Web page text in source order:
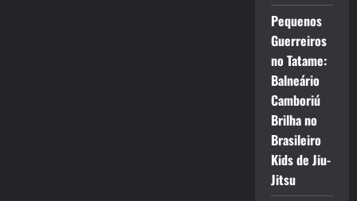
Pequenos
Guerreiros
no Tatame:
Balneário
Camboriú
Brilha no
Brasileiro
Kids de Jiu-
Jitsu